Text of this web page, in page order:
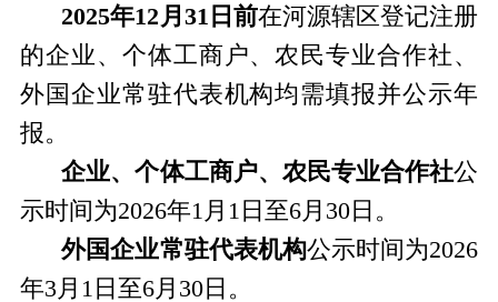
2025年12 月 31 日前在河源辖区登记注册
的企业、个体工商户、农民专业合作社、
外国企业常驻代表机构均需填报并公示年
报。
企业、个体工商户、农民专业合作社公
示时间为2026年1 月 1 日至6月 30日。
外国企业常驻代表机构公示时间为2026
年3 月 1 日至6月 30日。